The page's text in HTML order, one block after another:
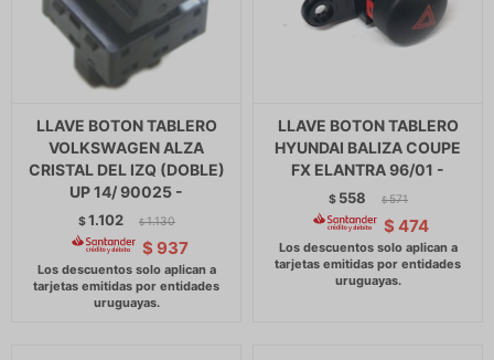
LLAVE BOTON TABLERO
VOLKSWAGEN ALZA
CRISTAL DEL IZQ (DOBLE)
UP 14/ 90025 -
$1.102 $ 1.130
$ 937
LLAVE BOTON TABLERO
HYUNDAI BALIZA COUPE
FX ELANTRA 96/01 -
$ 558 $ 571
$ 474